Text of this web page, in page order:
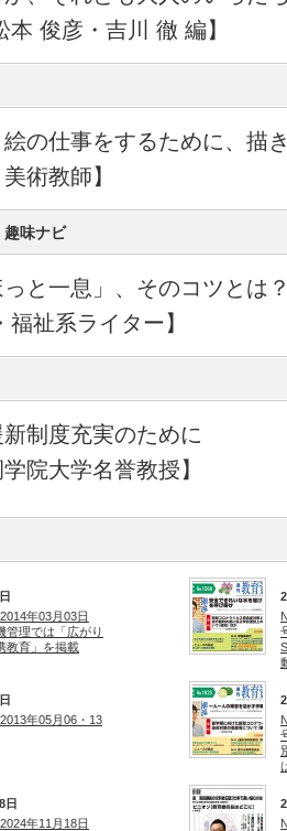
本 俊彦・吉川 徹 編】
の仕事をするために、描
術教師】
味ナビ
と一息」、そのコツとは
福祉系ライター】
制度充実のために
院大学名誉教授】
年03月03日
管理では「広がり
教育」を掲載
年05月06・13
日
年11月18日